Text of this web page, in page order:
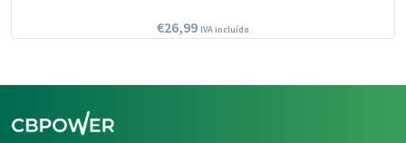
€26,99 IVA incluído